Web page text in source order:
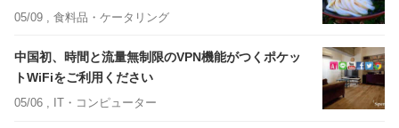
05/09 , 食料品・ケータリング
中国初、時間と流量無制限のVPN機能がつくポケッ
トWiFiをご利用ください
05/06 , IT・コンピューター